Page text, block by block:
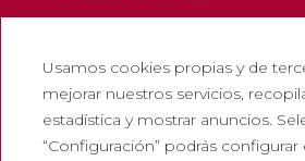
Política de privacidad
Política de cookies
Política de redes sociales
Usamos cookies propias y de
mejorar nuestros servicios,
estadística y mostrar anuncios.
“Configuración” podrás configurar